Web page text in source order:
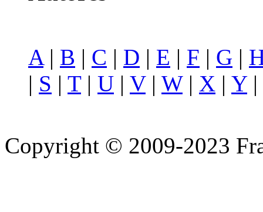
A | B | C | D | E | F | G |
| S | T| U | V| W| X | Y|
Copyright © 2009-2023